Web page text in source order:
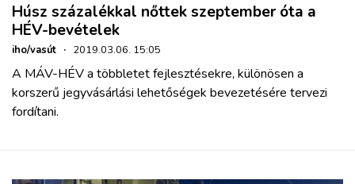
Húsz százalékkal nőttek szeptember óta a
HÉV-bevételek
iho/vasút · 2019.03.06. 15:05
A MÁV-HÉV a többletet fejlesztésekre, különösen a
korszerű jegyvásárlási lehetőségek bevezetésére tervezi
fordítani.